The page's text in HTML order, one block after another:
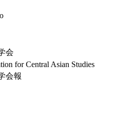
会
for Central Asian Studies
会報